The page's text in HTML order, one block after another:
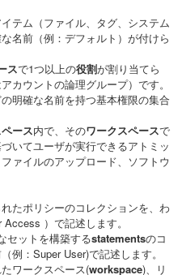
テム（ファイル、タグ、システム
名前（例：デフォルト）が付けら
スで1つ以上の役割が割り当てら
カウントの論理グループ）です。
明確な名前を持つ基本権限の集合
ース内で、そのワークスペースで
いてユーザが実行できるアトミッ
ァイルのアップロード、ソフトウ
たポリシーのコレクションを、わ
）で記述します。
セットを構築するstatementsのコ
例：Super User)で記述します。
ワークスペース(workspace)、リ